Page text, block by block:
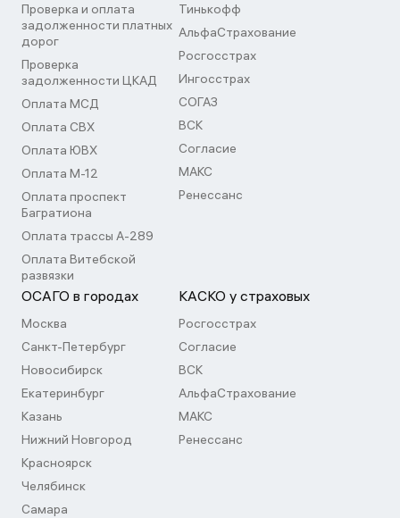
Проверка и оплата
задолженности платных
дорог
Проверка
задолженности ЦКАД
Оплата МСД
Оплата СВХ
Оплата ЮВХ
Оплата М-12
Оплата проспект
Багратиона
Оплата трассы А-289
Оплата Витебской
развязки
Тинькофф
АльфаСтрахование
Росгосстрах
Ингосстрах
СОГАЗ
ВСК
Согласие
МАКС
Ренессанс
ОСАГО в городах
Москва
Санкт-Петербург
Новосибирск
Екатеринбург
Казань
Нижний Новгород
Красноярск
Челябинск
Самара
КАСКО у страховых
Росгосстрах
Согласие
ВСК
АльфаСтрахование
МАКС
Ренессанс